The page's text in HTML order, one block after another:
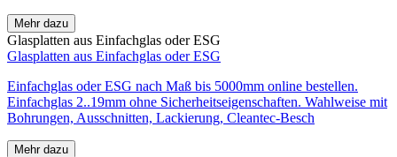
Mehr dazu
Glasplatten aus Einfachglas oder ESG
Glasplatten aus Einfachglas oder ESG
Einfachglas oder ESG nach Maß bis 5000mm online bestellen.
Einfachglas 2..19mm ohne Sicherheitseigenschaften. Wahlweise mit
Bohrungen, Ausschnitten, Lackierung, Cleantec-Besch
Mehr dazu